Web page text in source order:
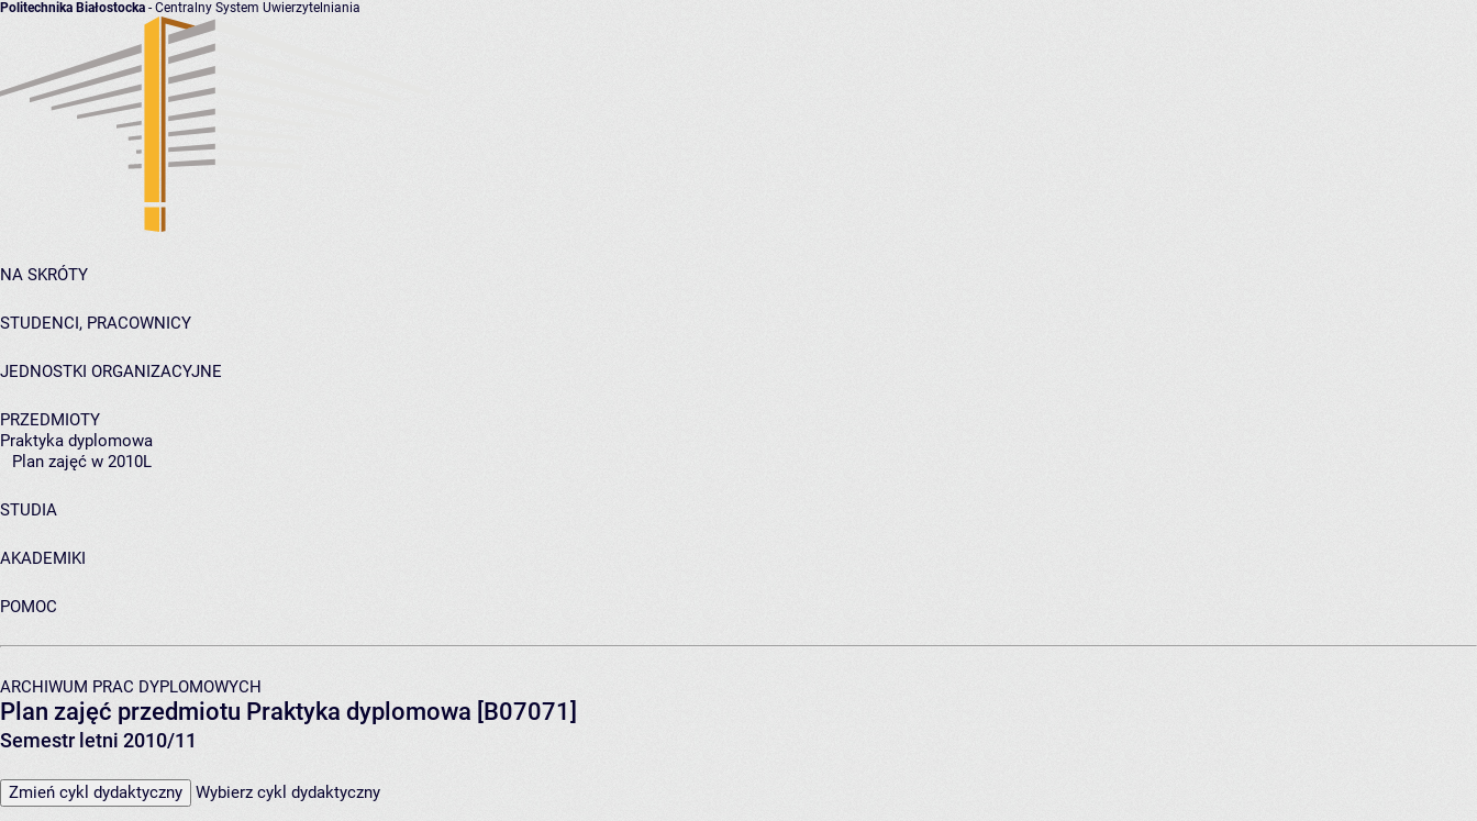
Politechnika Białostocka - Centralny System Uwierzytelniania
NA SKRÓTY
STUDENCI, PRACOWNICY
JEDNOSTKI ORGANIZACYJNE
PRZEDMIOTY
Praktyka dyplomowa
Plan zajęć w 2010L
STUDIA
AKADEMIKI
POMOC
ARCHIWUM PRAC DYPLOMOWYCH
Plan zajęć przedmiotu Praktyka dyplomowa [B07071]
Semestr letni 2010/11
Zmień cykl dydaktyczny Wybierz cykl dydaktyczny